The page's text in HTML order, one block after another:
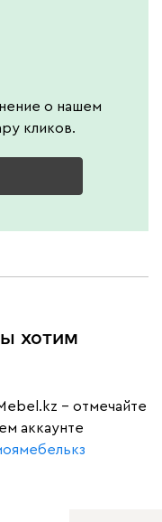
о нашем
кликов.
хотим
– отмечайте
аккаунте